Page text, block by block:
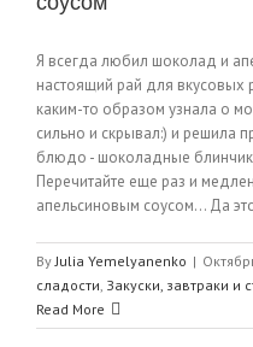
Я всегда любил шоколад и
настоящий рай для вкусовых
каким-то образом узнала о
сильно и скрывал:) и решила
блюдо - шоколадные
Перечитайте еще раз и
апельсиновым соусом… Да
ByJulia Yemelyanenko |
сладости, Закуски, завтраки и
Read More